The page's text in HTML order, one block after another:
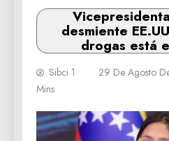
desmiente
drogas está
Sibci 1 29 De Agosto
Mins